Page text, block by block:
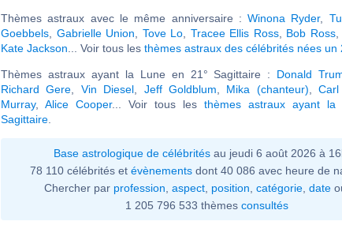
Thèmes astraux avec le même anniversaire :Winona Ryder,
Goebbels
Gabrielle Union Tove Lo Tracee Ellis Ross, Bob Ross,
Kate Jackson ... Voir tous les thèmes astraux des célébrités nées un
Thèmes astraux ayant la Lune en 21° Sagittaire : Donald
Richard Gere
Vin Diesel Jeff Goldblum Mika (chanteur) ,
Murray, Alice Cooper... Voir tous les thèmes astraux ayant la
Sagittaire
Base astrologique de célébritésau jeudi 6 août 2026 à
78 110 célébrités et évènementsdont 40 086 avec heure de
Chercher par profession aspect position catégorie date
1 205 796 533 thèmes consultés